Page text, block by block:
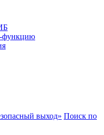
функцию
выход» Поиск по